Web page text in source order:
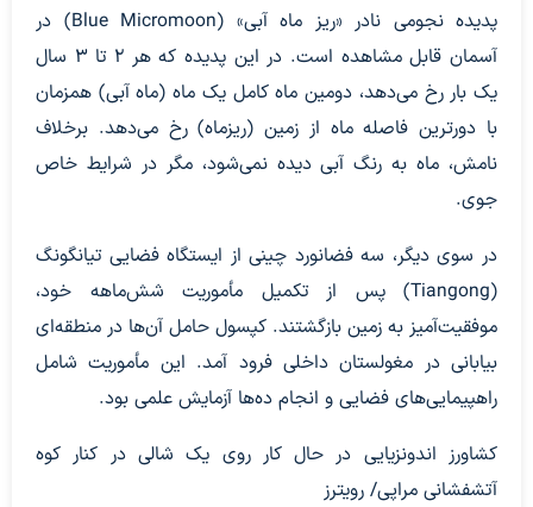
پدیده نجومی نادر «ریز ماه آبی» (Blue Micromoon) در
آسمان قابل مشاهده است. در این پدیده که هر ۲ تا ۳ سال
یک بار رخ می‌دهد، دومین ماه کامل یک ماه (ماه آبی) همزمان
با دورترین فاصله ماه از زمین (ریزماه) رخ می‌دهد. برخلاف
نامش، ماه به رنگ آبی دیده نمی‌شود، مگر در شرایط خاص
جوی.
در سوی دیگر، سه فضانورد چینی از ایستگاه فضایی تیانگونگ
(Tiangong) پس از تکمیل مأموریت شش‌ماهه خود،
موفقیت‌آمیز به زمین بازگشتند. کپسول حامل آن‌ها در منطقه‌ای
بیابانی در مغولستان داخلی فرود آمد. این مأموریت شامل
راهپیمایی‌های فضایی و انجام ده‌ها آزمایش علمی بود.
کشاورز اندونزیایی در حال کار روی یک شالی در کنار کوه
آتشفشانی مراپی/ رویترز